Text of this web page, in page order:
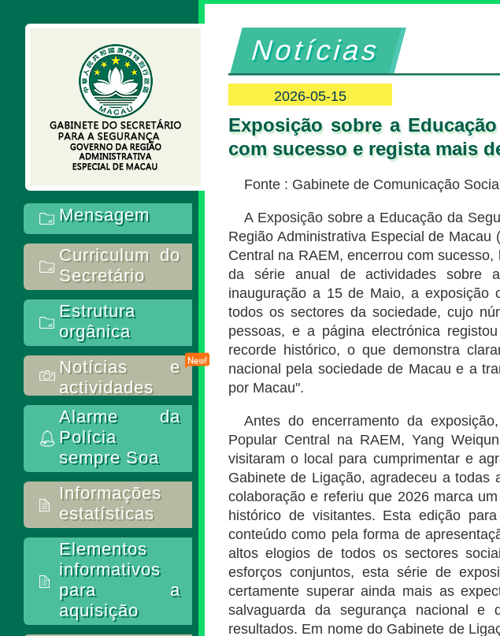
Mensagem
Curriculum do
Secretário
Estrutura
orgânica
Notícias e
actividades
Alarme da
Polícia
sempre Soa
Informações
estatísticas
Elementos
informativos
para a
aquisição
Notícias
2026-05-15
Exposição sobre a
com sucesso e regista mais
Fonte : Gabinete de Comunicação Social
A Exposição sobre a Educação da
Região Administrativa Especial de
Central na RAEM, encerrou com
da série anual de actividades sobre
inauguração a 15 de Maio, a exposição
todos os sectores da sociedade, cujo
pessoas, e a página electrónica
recorde histórico, o que demonstra
nacional pela sociedade de Macau e a
por Macau".
Antes do encerramento da
Popular Central na RAEM, Yang
visitaram o local para cumprimentar e
Gabinete de Ligação, agradeceu a
colaboração e referiu que 2026 marca
histórico de visitantes. Esta edição
conteúdo como pela forma de
altos elogios de todos os sectores
esforços conjuntos, esta série de
certamente superar ainda mais as
salvaguarda da segurança nacional
resultados. Em nome do Gabinete de